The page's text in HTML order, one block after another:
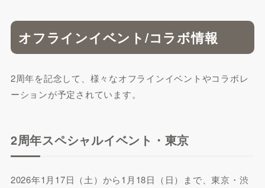
オフラインイベント/コラボ情報
2周年を記念して、様々なオフラインイベントやコラボレ
ーションが予定されています。
2周年スペシャルイベント・東京
2026年1月17日（土）から1月18日（日）まで、東京・渋